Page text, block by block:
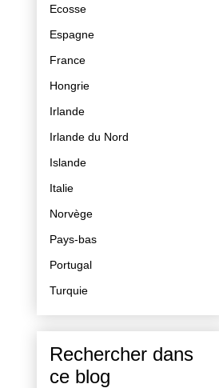
Ecosse
Espagne
France
Hongrie
Irlande
Irlande du Nord
Islande
Italie
Norvège
Pays-bas
Portugal
Turquie
Rechercher dans
ce blog